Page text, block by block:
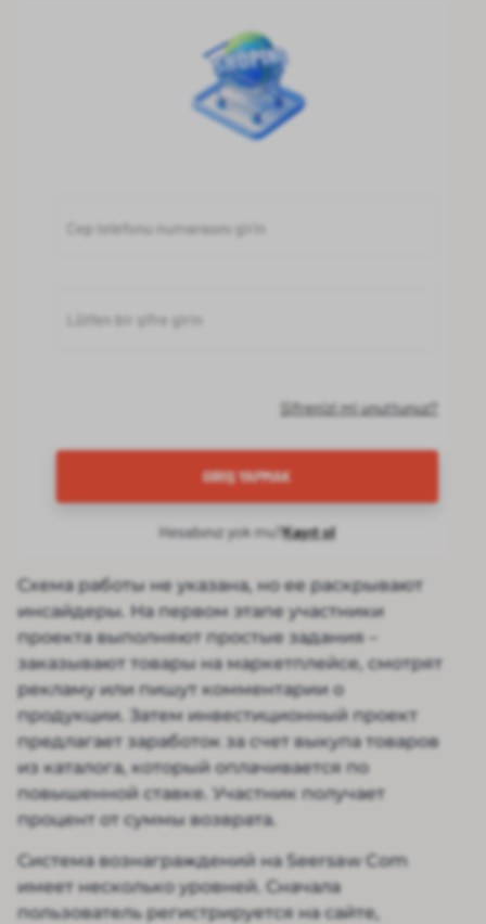
Схема работы не указана, но ее раскрывают
инсайдеры. На первом этапе участники
проекта выполняют простые задания –
заказывают товары на маркетплейсе, смотрят
рекламу или пишут комментарии о
продукции. Затем инвестиционный проект
предлагает заработок за счет выкупа товаров
из каталога, который оплачивается по
повышенной ставке. Участник получает
процент от суммы возврата.
Система вознаграждений на Seersaw Com
имеет несколько уровней. Сначала
пользователь регистрируется на сайте,